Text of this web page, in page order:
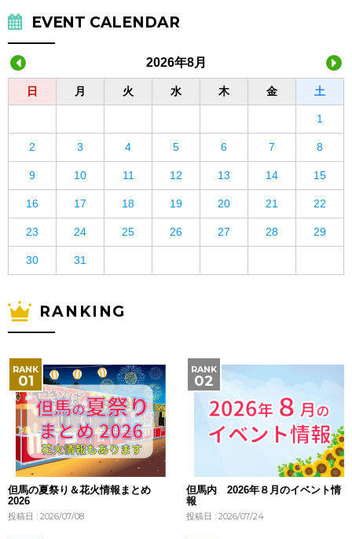
EVENT CALENDAR
2026年8月
日 月 火 水 木 金 土
1
2 3 4 5 6 7 8
9 10 11 12 13 14 15
16 17 18 19 20 21 22
23 24 25 26 27 28 29
30 31
RANKING
但馬の夏祭り＆花火情報まとめ
2026
投稿日 : 2026/07/08
但馬内 2026年８月のイベント情
報
投稿日 : 2026/07/24